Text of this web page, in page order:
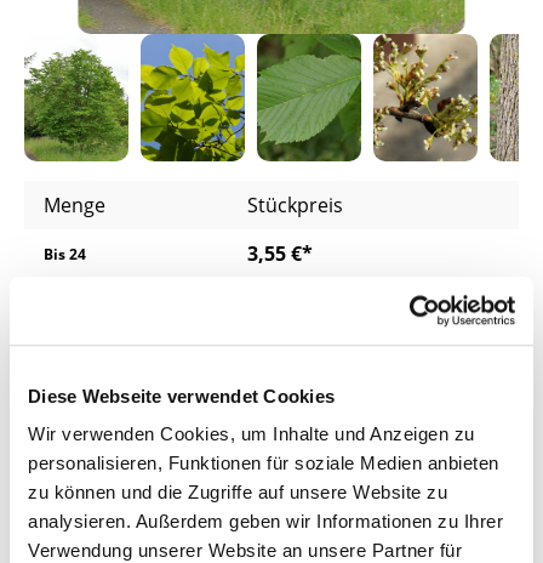
Diese Webseite verwendet Cookies
Wir verwenden Cookies, um Inhalte und Anzeigen zu
personalisieren, Funktionen für soziale Medien anbieten
zu können und die Zugriffe auf unsere Website zu
analysieren. Außerdem geben wir Informationen zu Ihrer
Verwendung unserer Website an unsere Partner für
Menge Stückpreis
Bis24 3,55 €*
2,39 €*
Preise inkl. MwSt.zzgl. Versandkosten
Lieferzeit: 4 - 8 Werktage